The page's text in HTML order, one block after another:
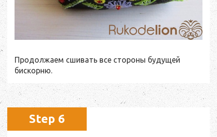
Продолжаем сшивать все стороны будущей
бискорню.
Step 6